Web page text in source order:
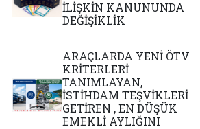
İLİŞKİN KANUNUNDA
DEĞİŞİKLİK
ARAÇLARDA YENİ ÖTV
KRİTERLERİ
TANIMLAYAN,
İSTİHDAM TEŞVİKLERİ
GETİREN , EN DÜŞÜK
EMEKLİ AYLIĞINI